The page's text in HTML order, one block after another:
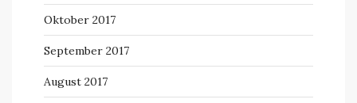
Oktober 2017
September 2017
August 2017